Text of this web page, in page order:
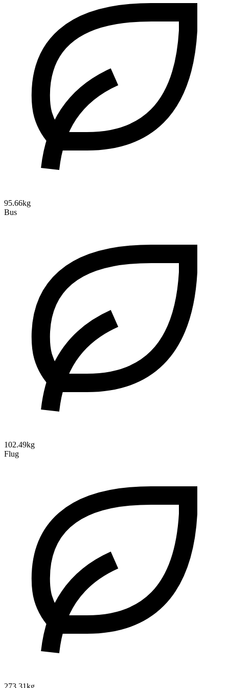
95.66kg
Bus
102.49kg
Flug
273.31kg